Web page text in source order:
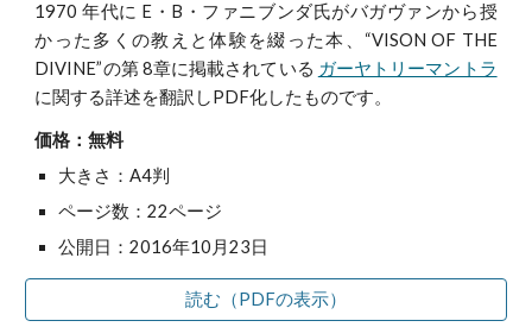
1970 年代に E・B・ファニブンダ氏がバガヴァンから授
かった多くの教えと体験を綴った本、“VISON OF THE
DIVINE”の第 8章に掲載されている ガーヤトリーマントラ
に関する詳述を翻訳しPDF化したものです。
価格：無料
大きさ：A4判
ページ数：22ページ
公開日：2016年10月23日
読む（PDFの表示）